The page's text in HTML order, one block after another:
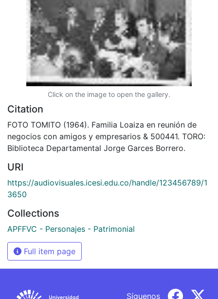
Click on the image to open the gallery.
Citation
FOTO TOMITO (1964). Familia Loaiza en reunión de
negocios con amigos y empresarios & 500441. TORO:
Biblioteca Departamental Jorge Garces Borrero.
URI
https://audiovisuales.icesi.edu.co/handle/123456789/1
3650
Collections
APFFVC - Personajes - Patrimonial
Full item page
Síguenos